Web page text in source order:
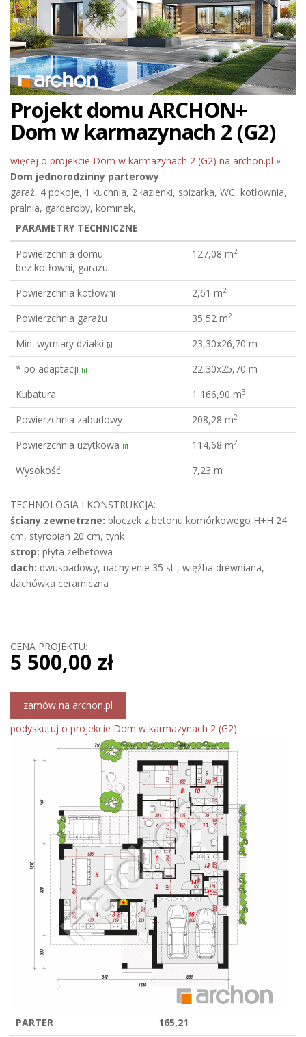
Projekt domu ARCHON+
Dom w karmazynach 2 (G2)
więcej o projekcie Dom w karmazynach 2 (G2) na archon.pl »
Dom jednorodzinny parterowy
garaż, 4 pokoje, 1 kuchnia, 2 łazienki, spiżarka, WC, kotłownia,
pralnia, garderoby, kominek,
PARAMETRY TECHNICZNE
Powierzchnia domu
bez kotłowni, garażu
127,08 m2
Powierzchnia kotłowni 2,61 m2
Powierzchnia garażu 35,52 m2
Min. wymiary działki [i]
23,30x26,70 m
* po adaptacji [i]
22,30x25,70 m
Kubatura
1 166,90 m3
Powierzchnia zabudowy 208,28 m2
Powierzchnia użytkowa [i] 114,68 m2
Wysokość 7,23 m
TECHNOLOGIA I KONSTRUKCJA:
ściany zewnetrzne: bloczek z betonu komórkowego H+H 24
cm, styropian 20 cm, tynk
strop: płyta żelbetowa
dach: dwuspadowy, nachylenie 35 st , więźba drewniana,
dachówka ceramiczna
CENA PROJEKTU:
5 500,00 zł
zamów na archon.pl
podyskutuj o projekcie Dom w karmazynach 2 (G2)
PARTER 165,21